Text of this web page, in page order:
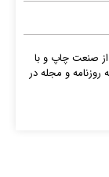
صنعت چاپ و با
و مجله در